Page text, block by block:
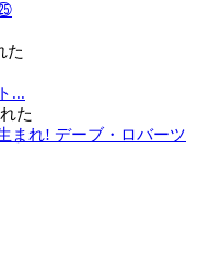
た
...
た
まれ! デーブ・ロバーツ